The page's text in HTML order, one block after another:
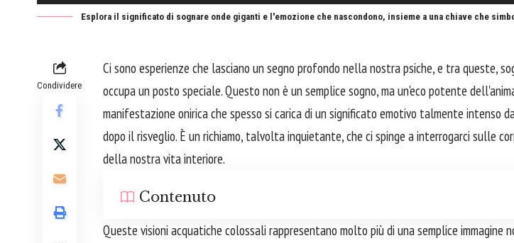
Esplora il significato di sognare onde giganti e l'emozione che nascondono, insieme a una chiave che
Condividere
Ci sono esperienze che lasciano un segno profondo nella nostra psiche, e tra queste,
occupa un posto speciale. Questo non è un semplice sogno, ma un'eco potente
manifestazione onirica che spesso si carica di un significato emotivo talmente intenso
dopo il risveglio. È un richiamo, talvolta inquietante, che ci spinge a interrogarci sulle
della nostra vita interiore.
Contenuto
Queste visioni acquatiche colossali rappresentano molto più di una semplice immagine